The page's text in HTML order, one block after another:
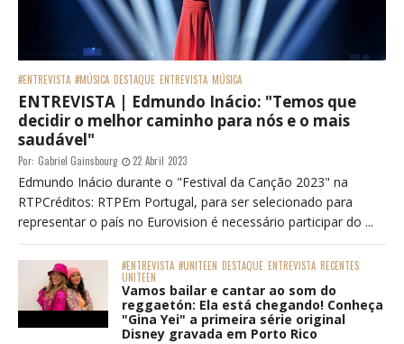
#ENTREVISTA #MÚSICA DESTAQUE ENTREVISTA MÚSICA
ENTREVISTA | Edmundo Inácio: "Temos que
decidir o melhor caminho para nós e o mais
saudável"
Por: Gabriel Gainsbourg 22 Abril 2023
Edmundo Inácio durante o "Festival da Canção 2023" na
RTPCréditos: RTPEm Portugal, para ser selecionado para
representar o país no Eurovision é necessário participar do ...
#ENTREVISTA #UNITEEN DESTAQUE ENTREVISTA RECENTES
UNITEEN
Vamos bailar e cantar ao som do
reggaetón: Ela está chegando! Conheça
"Gina Yei" a primeira série original
Disney gravada em Porto Rico